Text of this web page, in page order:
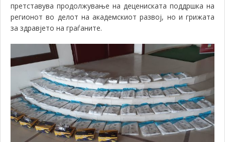
претставува продолжување на децениската поддршка на
регионот во делот на академскиот развој, но и грижата
за здравјето на граѓаните.